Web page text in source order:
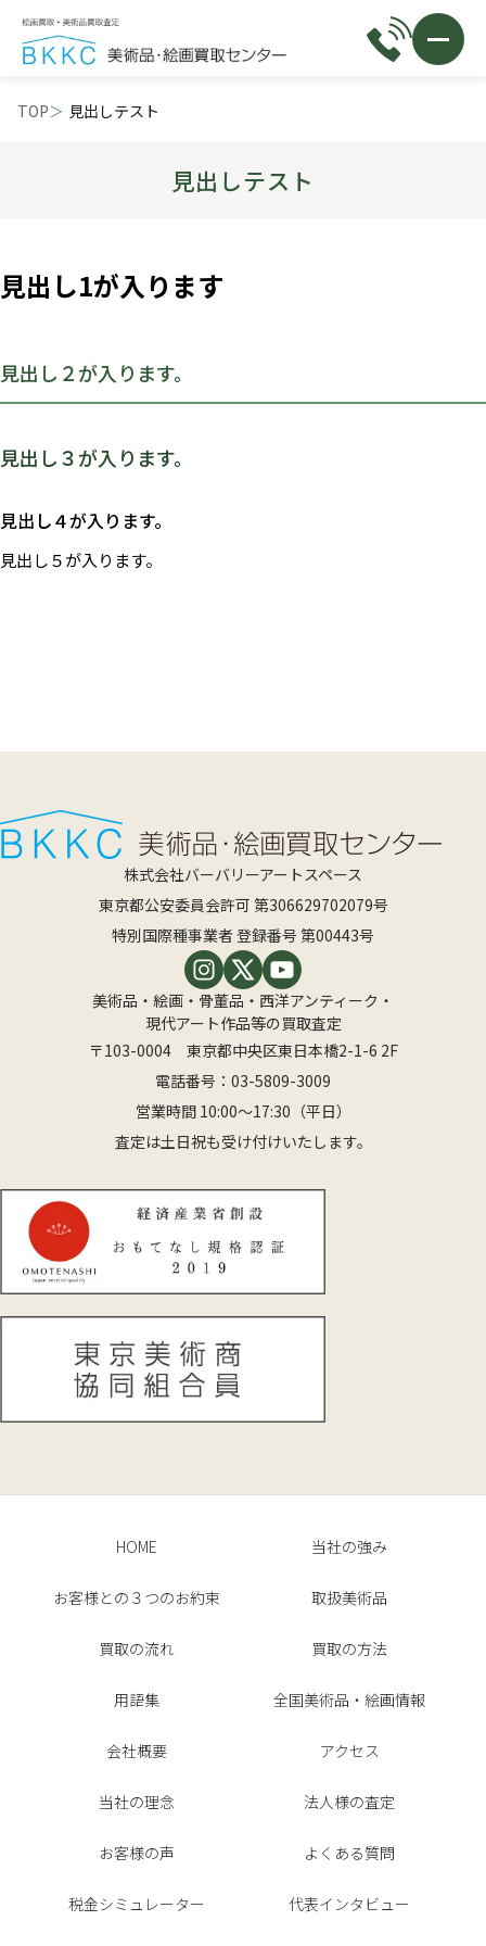
TOP 見出しテスト
見出しテスト
見出し1が入ります
見出し２が入ります。
見出し３が入ります。
見出し４が入ります。
見出し５が入ります。
株式会社バーバリーアートスペース
東京都公安委員会許可 第306629702079号
特別国際種事業者 登録番号 第00443号
美術品・絵画・骨董品・西洋アンティーク・
現代アート作品等の買取査定
〒103-0004 東京都中央区東日本橋2-1-6 2F
電話番号： 03-5809-3009
営業時間 10:00〜17:30（平日）
査定は土日祝も受け付けいたします。
HOME 当社の強み
お客様との３つのお約束 取扱美術品
買取の流れ 買取の方法
用語集 全国美術品・絵画情報
会社概要 アクセス
当社の理念 法人様の査定
お客様の声 よくある質問
税金シミュレーター 代表インタビュー